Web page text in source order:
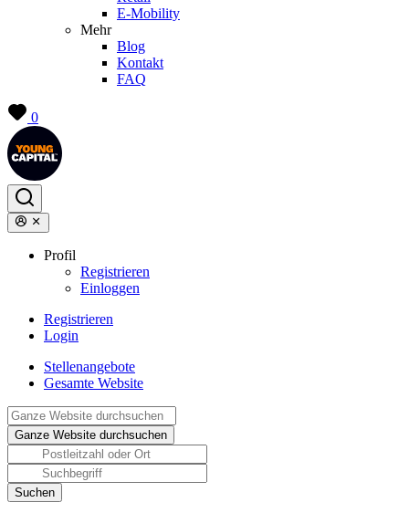
E-Mobility
Mehr
Blog
Kontakt
FAQ
0
Profil
Registrieren
Einloggen
Registrieren
Login
Stellenangebote
Gesamte Website